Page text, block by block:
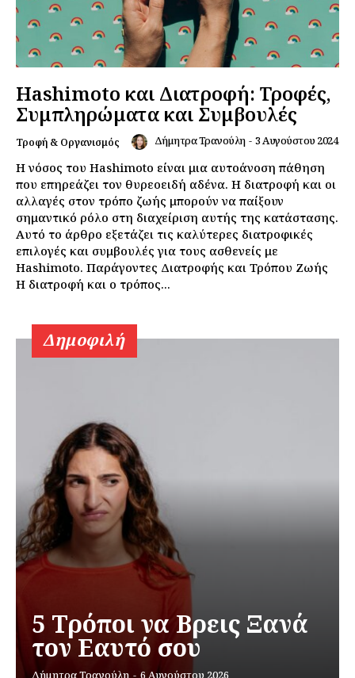
Hashimoto και Διατροφή: Τροφές,
Συμπληρώματα και Συμβουλές
Τροφή & Οργανισμός Δήμητρα Τρανούλη - 3 Αυγούστου 2024
Η νόσος του Hashimoto είναι μια αυτοάνοση πάθηση
που επηρεάζει τον θυρεοειδή αδένα. Η διατροφή και οι
αλλαγές στον τρόπο ζωής μπορούν να παίξουν
σημαντικό ρόλο στη διαχείριση αυτής της κατάστασης.
Αυτό το άρθρο εξετάζει τις καλύτερες διατροφικές
επιλογές και συμβουλές για τους ασθενείς με
Hashimoto. Παράγοντες Διατροφής και Τρόπου Ζωής
Η διατροφή και ο τρόπος...
Δημοφιλή
5 Τρόποι να Βρεις Ξανά
τον Εαυτό σου
Δήμητρα Τρανούλη - 6 Αυγούστου 2026